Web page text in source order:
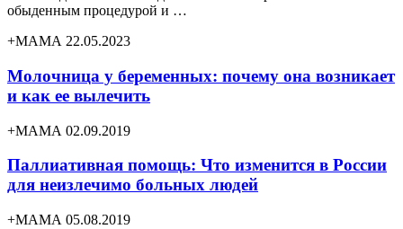
обыденным процедурой и …
+МАМА 22.05.2023
Молочница у беременных: почему она возникает
и как ее вылечить
+МАМА 02.09.2019
Паллиативная помощь: Что изменится в России
для неизлечимо больных людей
+МАМА 05.08.2019